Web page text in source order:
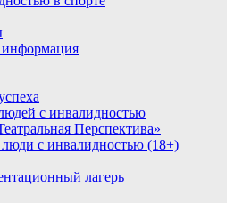
информация
с инвалидностью
Перспектива»
с инвалидностью (18+)
лагерь